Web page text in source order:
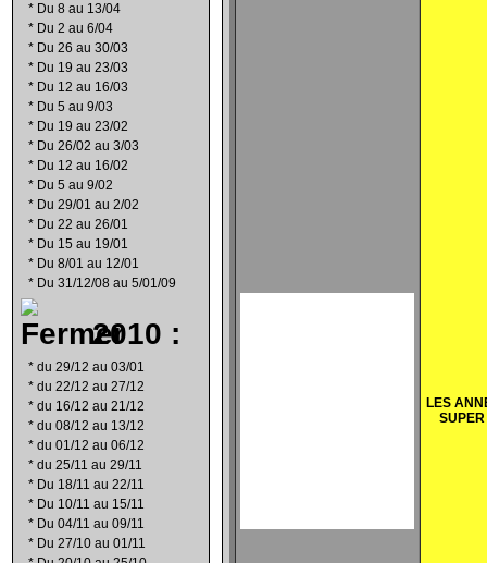
* Du 8 au 13/04
* Du 2 au 6/04
* Du 26 au 30/03
* Du 19 au 23/03
* Du 12 au 16/03
* Du 5 au 9/03
* Du 19 au 23/02
* Du 26/02 au 3/03
* Du 12 au 16/02
* Du 5 au 9/02
* Du 29/01 au 2/02
* Du 22 au 26/01
* Du 15 au 19/01
* Du 8/01 au 12/01
* Du 31/12/08 au 5/01/09
2010 :
* du 29/12 au 03/01
* du 22/12 au 27/12
* du 16/12 au 21/12
* du 08/12 au 13/12
* du 01/12 au 06/12
* du 25/11 au 29/11
* Du 18/11 au 22/11
* Du 10/11 au 15/11
* Du 04/11 au 09/11
* Du 27/10 au 01/11
LES